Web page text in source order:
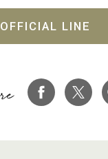
OFFICIAL LINE